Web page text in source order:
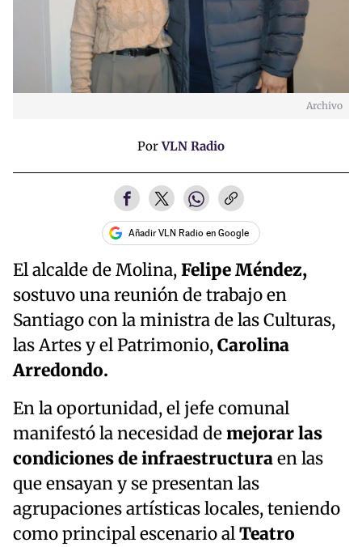
Archivo
PorVLN Radio
Añadir VLN Radio en Google
El alcalde de Molina,Felipe Méndez,
sostuvo una reunión de trabajo en
Santiago con la ministra de las Culturas,
las Artes y el Patrimonio,Carolina
Arredondo.
En la oportunidad, el jefe comunal
manifestó la necesidad demejorar las
condiciones de infraestructuraen las
que ensayan y se presentan las
agrupaciones artísticas locales, teniendo
como principal escenario alTeatro